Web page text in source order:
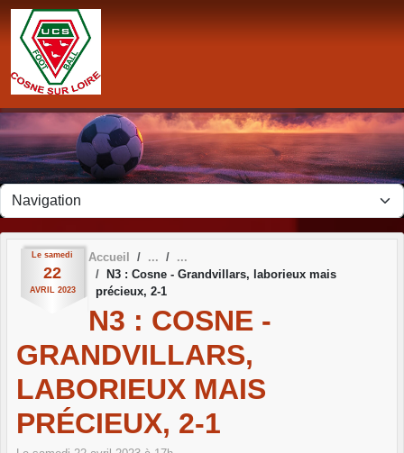
Le samedi
22
AVRIL 2023
Accueil
N3 : Cosne - Grandvillars, laborieux mais
précieux, 2-1
N3 : COSNE -
GRANDVILLARS,
LABORIEUX MAIS
PRÉCIEUX, 2-1
Panneau de gestion des cookies